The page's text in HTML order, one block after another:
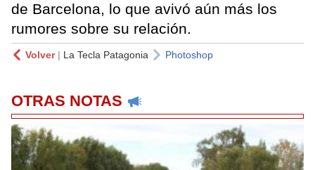
de Barcelona, lo que avivó aún más los
rumores sobre su relación.
Volver| La Tecla Patagonia Photoshop
OTRAS NOTAS